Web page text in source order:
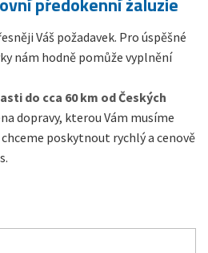
Váš požadavek. Pro úspěšné
nám hodně pomůže vyplnění
do cca 60 km od Českých
dopravy, kterou Vám musíme
poskytnout rychlý a cenově